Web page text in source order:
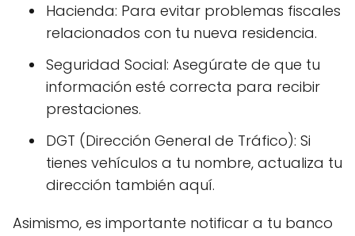
Hacienda: Para evitar problemas fiscales
relacionados con tu nueva residencia.
Seguridad Social: Asegúrate de que tu
información esté correcta para recibir
prestaciones.
DGT (Dirección General de Tráfico): Si
tienes vehículos a tu nombre, actualiza tu
dirección también aquí.
Asimismo, es importante notificar a tu banco